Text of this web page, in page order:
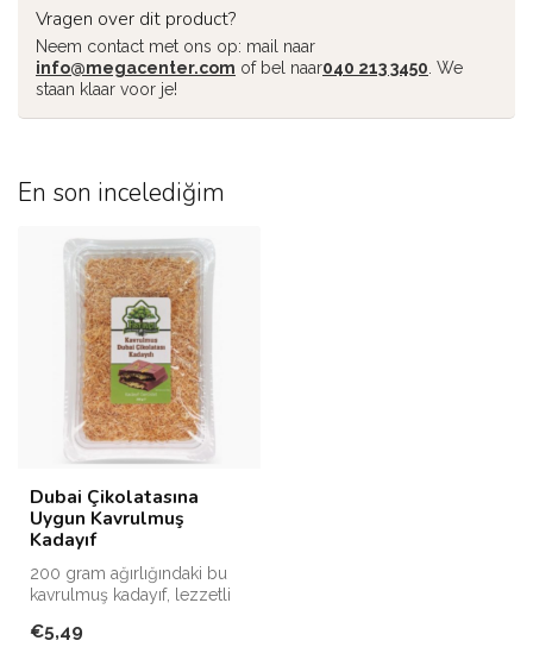
Vragen over dit product?
Neem contact met ons op: mail naar
info@megacenter.com of bel naar040 213 3450 . We
staan klaar voor je!
En son incelediğim
Dubai Çikolatasına
Uygun Kavrulmuş
Kadayıf
200 gram ağırlığındaki bu
kavrulmuş kadayıf, lezzetli
€5,49